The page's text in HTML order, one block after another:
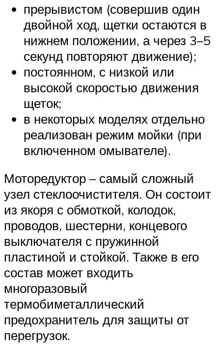
прерывистом (совершив один
двойной ход, щетки остаются в
нижнем положении, а через 3–5
секунд повторяют движение);
постоянном, с низкой или
высокой скоростью движения
щеток;
в некоторых моделях отдельно
реализован режим мойки (при
включенном омывателе).
Моторедуктор – самый сложный
узел стеклоочистителя. Он состоит
из якоря с обмоткой, колодок,
проводов, шестерни, концевого
выключателя с пружинной
пластиной и стойкой. Также в его
состав может входить
многоразовый
термобиметаллический
предохранитель для защиты от
перегрузок.